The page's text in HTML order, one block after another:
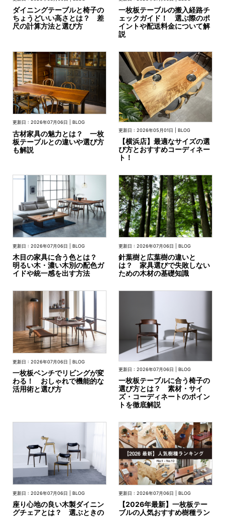
新入荷情報
納品事例
INFORMATION
MOKUBA CHANNEL
お問い合わせ
ダイニングテーブルと椅子の
ちょうどいい高さとは？ 差
尺の計算方法と選び方
一枚板テーブルの搬入経路チ
ェックガイド！ 選ぶ際のポ
イントや配送料金について解
説
更新日 : 2026年07月06日 | BLOG
古材家具の魅力とは？ 一枚
板テーブルとの違いや選び方
も解説
更新日 : 2026年05月01日 | BLOG
【横浜店】最適なサイズの選
び方とおすすめコーディネー
ト！
更新日 : 2026年07月06日 | BLOG
木目の家具に合う色とは？
明るい木・濃い木別の配色ガ
イドや統一感を出す方法
更新日 : 2026年07月06日 | BLOG
針葉樹と広葉樹の違いと
は？ 家具選びで失敗しない
ための木材の基礎知識
更新日 : 2026年07月06日 | BLOG
一枚板ベンチでリビングが変
わる！ おしゃれで機能的な
活用術と選び方
更新日 : 2026年07月06日 | BLOG
一枚板テーブルに合う椅子の
選び方とは？ 素材・サイ
ズ・コーディネートのポイン
トを徹底解説
更新日 : 2026年07月06日 | BLOG
座り心地の良い木製ダイニン
グチェアとは？ 選ぶときの
更新日 : 2026年07月06日 | BLOG
【2026年最新】一枚板テー
ブルの人気おすすめ樹種ラン